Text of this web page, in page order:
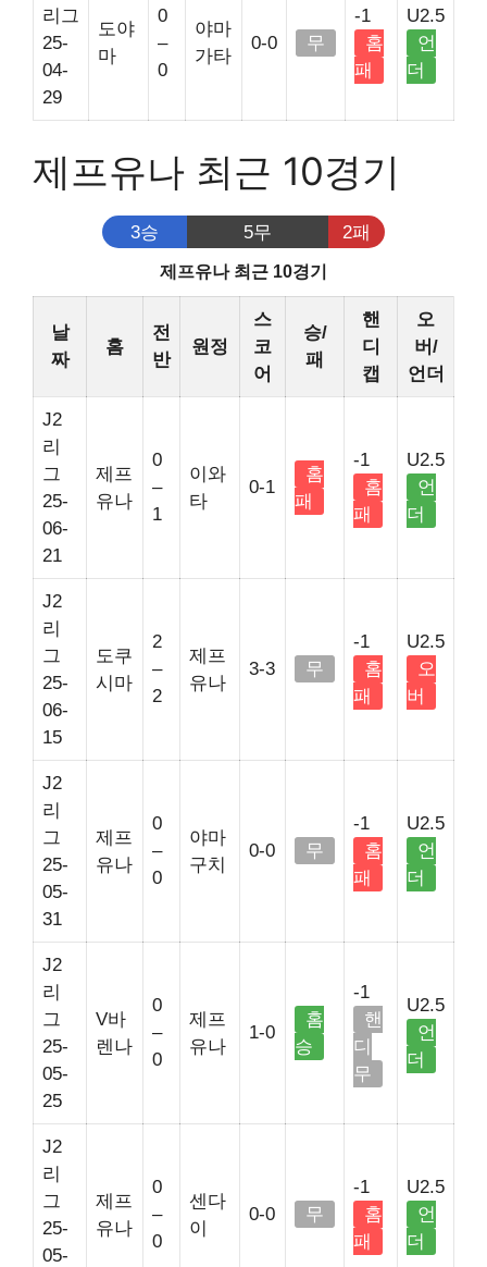
리그
25-
04-
29
도야
마
0
–
0
야마
가타
0-0 무
-1
홈
패
U2.5
언
더
제프유나 최근 10경기
3승 5무 2패
제프유나 최근 10경기
날
짜
홈
전
반
원정
스
코
어
승/
패
핸
디
캡
오
버/
언더
J2
리
그
25-
06-
21
제프
유나
0
–
1
이와
타
0-1
홈
패
-1
홈
패
U2.5
언
더
J2
리
그
25-
06-
15
도쿠
시마
2
–
2
제프
유나
3-3 무
-1
홈
패
U2.5
오
버
J2
리
그
25-
05-
31
제프
유나
0
–
0
야마
구치
0-0 무
-1
홈
패
U2.5
언
더
J2
리
그
25-
05-
25
V바
렌나
0
–
0
제프
유나
1-0
홈
승
-1
핸
디
무
U2.5
언
더
J2
리
그
25-
05-
제프
유나
0
–
0
센다
이
0-0 무
-1
홈
패
U2.5
언
더